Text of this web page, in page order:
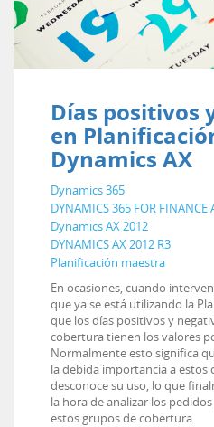
Días positivos
en
Dynamics AX
Dynamics 365
DYNAMICS 365 FOR FINANCE
Dynamics AX 2012
DYNAMICS AX 2012 R3
Planificación maestra
En ocasiones, cuando
que ya se está utilizando la
que los días positivos y
cobertura tienen los valores
Normalmente esto significa
la debida importancia a estos
desconoce su uso, lo que
la hora de analizar los
estos grupos de cobertura.